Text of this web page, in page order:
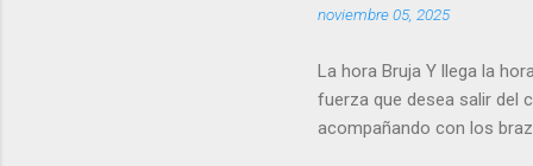
noviembre 05, 2025
La hora Bruja Y llega la
fuerza que desea salir del
acompañando con los